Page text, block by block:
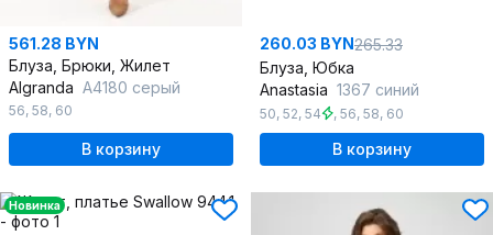
561.28 BYN
Блуза, Брюки, Жилет
Algranda А4180 серый
56, 58, 60
В корзину
260.03 BYN265.33
Блуза, Юбка
Anastasia 1367 синий
50, 52, 54 , 56, 58, 60
В корзину
Новинка